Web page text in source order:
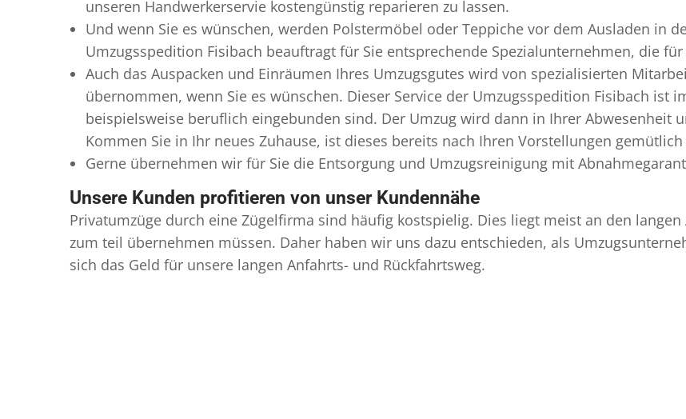
unseren Handwerkerservie kostengünstig reparieren zu lassen.
Und wenn Sie es wünschen, werden Polstermöbel oder Teppiche vor dem Ausladen in
Umzugsspedition Fisibach beauftragt für Sie entsprechende Spezialunternehmen, die
Auch das Auspacken und Einräumen Ihres Umzugsgutes wird von spezialisierten
übernommen, wenn Sie es wünschen. Dieser Service der Umzugsspedition Fisibach ist
beispielsweise beruflich eingebunden sind. Der Umzug wird dann in Ihrer Abwesenheit
Kommen Sie in Ihr neues Zuhause, ist dieses bereits nach Ihren Vorstellungen
Gerne übernehmen wir für Sie die Entsorgung und Umzugsreinigung mit
Unsere Kunden profitieren von unser Kundennähe
Privatumzüge durch eine Zügelfirma sind häufig kostspielig. Dies liegt meist an den
zum teil übernehmen müssen. Daher haben wir uns dazu entschieden, als
sich das Geld für unsere langen Anfahrts- und Rückfahrtsweg.